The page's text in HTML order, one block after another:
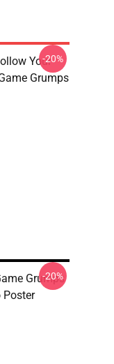
Your
Grumps
-20%
Grumps
Poster
-20%